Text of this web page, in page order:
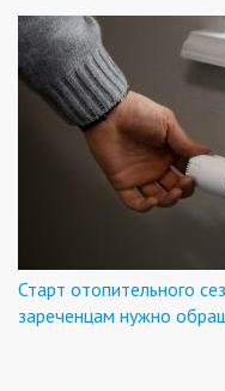
Старт отопительного
зареченцам нужно